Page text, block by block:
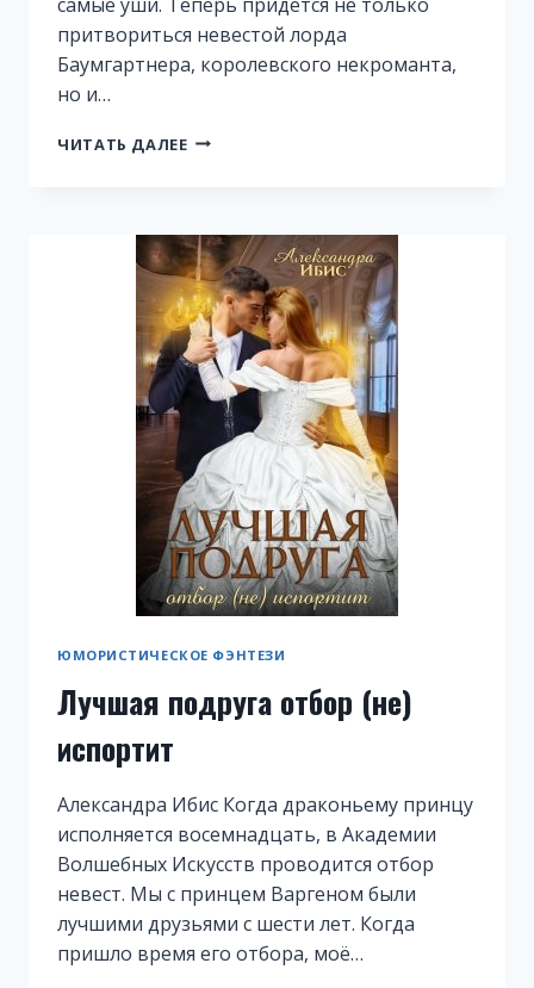
притвориться невестой лорда
Баумгартнера, королевского некроманта,
но и…
ЧИТАТЬ ДАЛЕЕ ЛУЧШАЯ
ЮМОРИСТИЧЕСКОЕ ФЭНТЕЗИ
Лучшая подруга отбор (не)
испортит
Александра Ибис Когда драконьему принцу
исполняется восемнадцать, в Академии
Волшебных Искусств проводится отбор
невест. Мы с принцем Варгеном были
лучшими друзьями с шести лет. Когда
пришло время его отбора, моё…